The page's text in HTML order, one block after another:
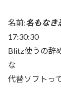
名前:名もなき
17:30:30
Blitz使うの辞
な
代替ソフトっ